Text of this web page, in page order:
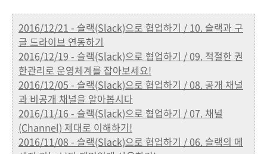
2016/12/21 - 슬랙(Slack)으로 협업하기 / 10. 슬랙과 구
글 드라이브 연동하기
2016/12/19 - 슬랙(Slack)으로 협업하기 / 09. 적절한 권
한관리로 운영체계를 잡아보세요!
2016/12/05 - 슬랙(Slack)으로 협업하기 / 08. 공개 채널
과 비공개 채널을 알아봅시다
2016/11/16 - 슬랙(Slack)으로 협업하기 / 07. 채널
(Channel) 제대로 이해하기!
2016/11/08 - 슬랙(Slack)으로 협업하기 / 06. 슬랙의 메